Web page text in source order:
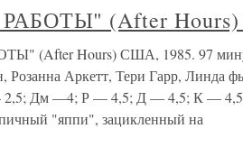
(After Hours)
(After Hours) США, 1985. 97
Розанна Аркетт, Тери Гарр, Линда
Дм —4; Р — 4,5; Д — 4,5; К — 4,5.
"яппи", зацикленный на